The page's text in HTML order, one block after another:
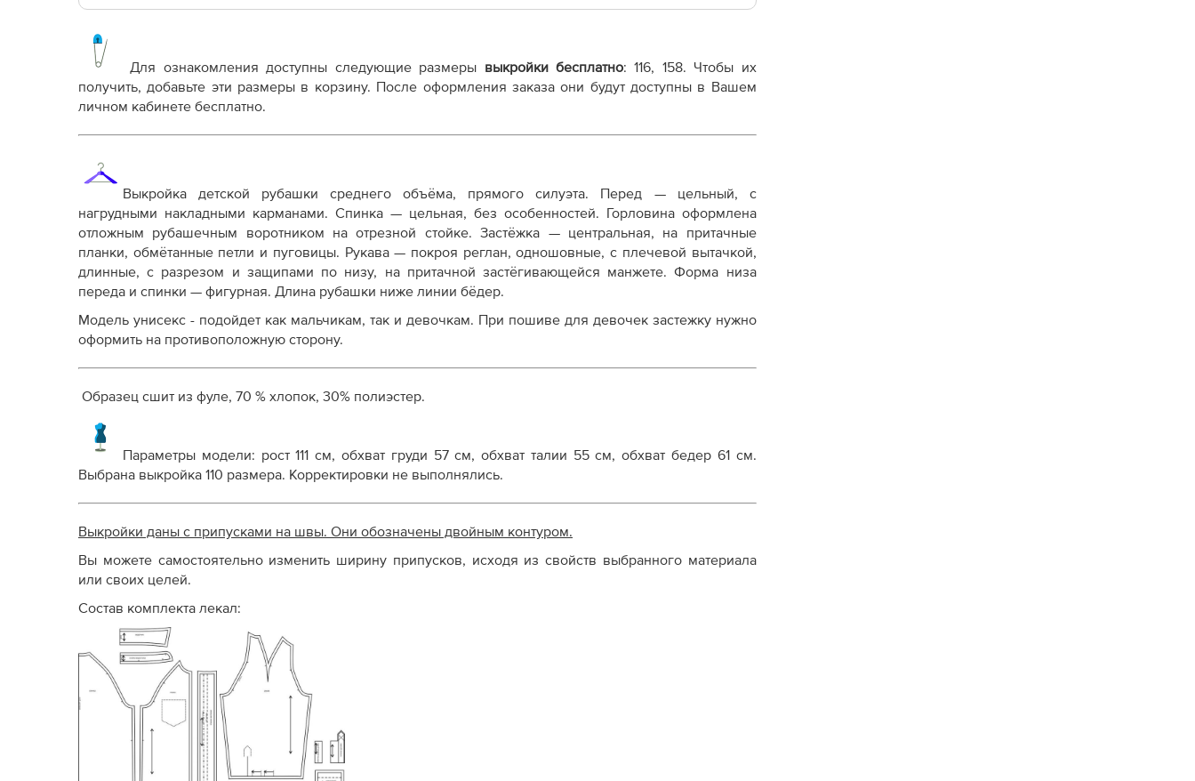
Выкройка PDF для печати на принтере A4 или плоттере A0 с шириной печати 810мм в зависимости
от выбора формата
Инструкция-детская-рубашка-реглан-Эйден598.pdf
Дополнительные файлы:
Терминология машинных работ
Терминология ВТО
Дополнение к технологии пошива
Как распечатывать выкройки
Как скорректировать готовую выкройку по росту
Для ознакомления доступны следующие размеры выкройки бесплатно:116, 158. Чтобы их
получить, добавьте эти размеры в корзину. После оформления заказа они будут доступны в Вашем
личном кабинете бесплатно.
Выкройка детской рубашки среднего объёма, прямого силуэта. Перед — цельный, с
нагрудными накладными карманами. Спинка — цельная, без особенностей. Горловина оформлена
отложным рубашечным воротником на отрезной стойке. Застёжка — центральная, на притачные
планки, обмётанные петли и пуговицы. Рукава — покроя реглан, одношовные, с плечевой вытачкой,
длинные, с разрезом и защипами по низу, на притачной застёгивающейся манжете. Форма низа
переда и спинки — фигурная. Длина рубашки ниже линии бёдер.
Модель унисекс - подойдет как мальчикам, так и девочкам. При пошиве для девочек застежку нужно
оформить на противоположную сторону.
Образец сшит из фуле, 70 % хлопок, 30% полиэстер.
Параметры модели: рост 111 см, обхват груди 57 см, обхват талии 55 см, обхват бедер 61 см.
Выбрана выкройка 110 размера. Корректировки не выполнялись.
Выкройки даны с припусками на швы. Они обозначены двойным контуром.
Вы можете самостоятельно изменить ширину припусков, исходя из свойств выбранного материала
или своих целей.
Состав комплекта лекал: